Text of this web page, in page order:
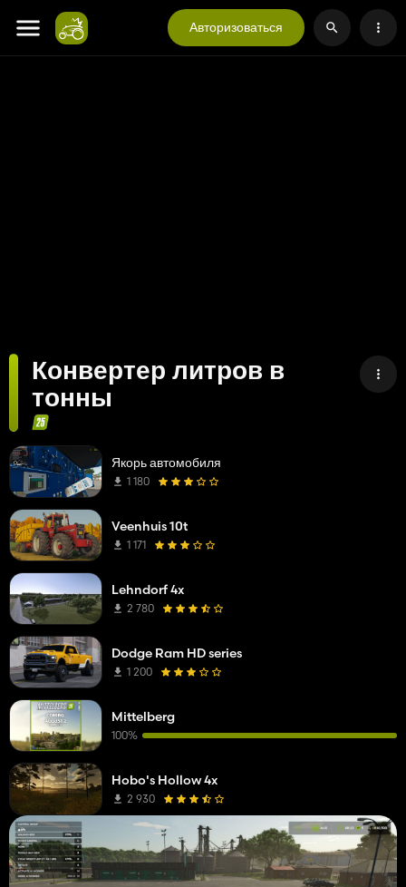
Авторизоваться
Конвертер литров в
тонны
Якорь автомобиля
1 180
Veenhuis 10t
1 171
Lehndorf 4x
2 780
Dodge Ram HD series
1 200
Mittelberg
100%
Hobo's Hollow 4x
2 930